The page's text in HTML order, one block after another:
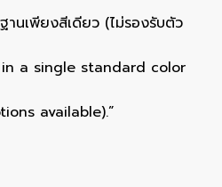
านเพียงสีเดียว (ไม่รองรับตัว
a single standard color
available).”